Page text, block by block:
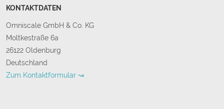
KONTAKTDATEN
Omniscale GmbH & Co. KG
Moltkestraße 6a
26122 Oldenburg
Deutschland
Zum Kontaktformular ↝